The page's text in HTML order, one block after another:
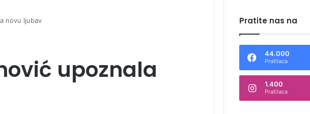
novu ljubav
upoznala
Pratite nas na
44.000
Pratilaca
1.400
Pratilaca